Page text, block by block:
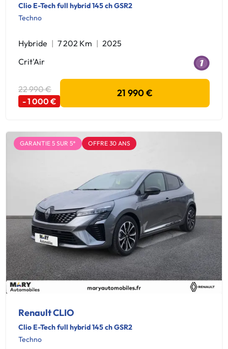
Clio E-Tech full hybrid 145 ch GSR2
Techno
Hybride 7 202 Km
2025
Crit'Air
22 990 €
- 1 000 €
21 990 €
GARANTIE 5 SUR 5* OFFRE 30 ANS
Renault CLIO
Clio E-Tech full hybrid 145 ch GSR2
Techno